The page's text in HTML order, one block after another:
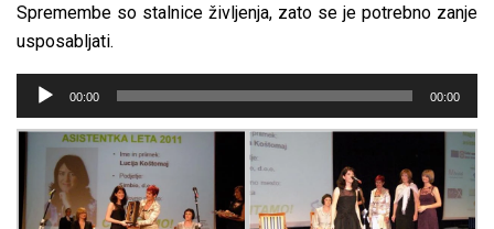
Spremembe so stalnice življenja, zato se je potrebno zanje
usposabljati.
Predvajalnik
00:00 00:00